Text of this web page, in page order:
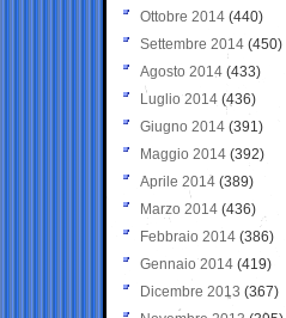
Ottobre 2014 (440)
Settembre 2014 (450)
Agosto 2014 (433)
Luglio 2014 (436)
Giugno 2014 (391)
Maggio 2014 (392)
Aprile 2014 (389)
Marzo 2014 (436)
Febbraio 2014 (386)
Gennaio 2014 (419)
Dicembre 2013 (367)